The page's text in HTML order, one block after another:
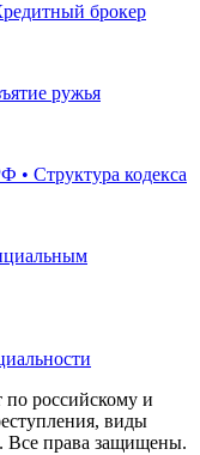
брокер
ружья
• Структура кодекса
российскому и
виды
Все права защищены.